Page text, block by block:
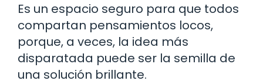
Es un espacio seguro para que todos
compartan pensamientos locos,
porque, a veces, la idea más
disparatada puede ser la semilla de
una solución brillante.